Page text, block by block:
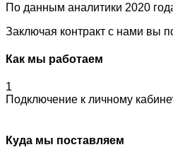
По данным аналитики 2020
Заключая контракт с нами вы
Как мы работаем
1
Подключение к личному
Куда мы поставляем